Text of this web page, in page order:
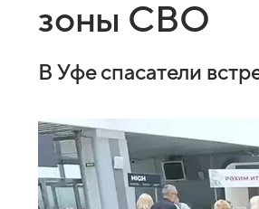
зоны СВО
В Уфе спасатели